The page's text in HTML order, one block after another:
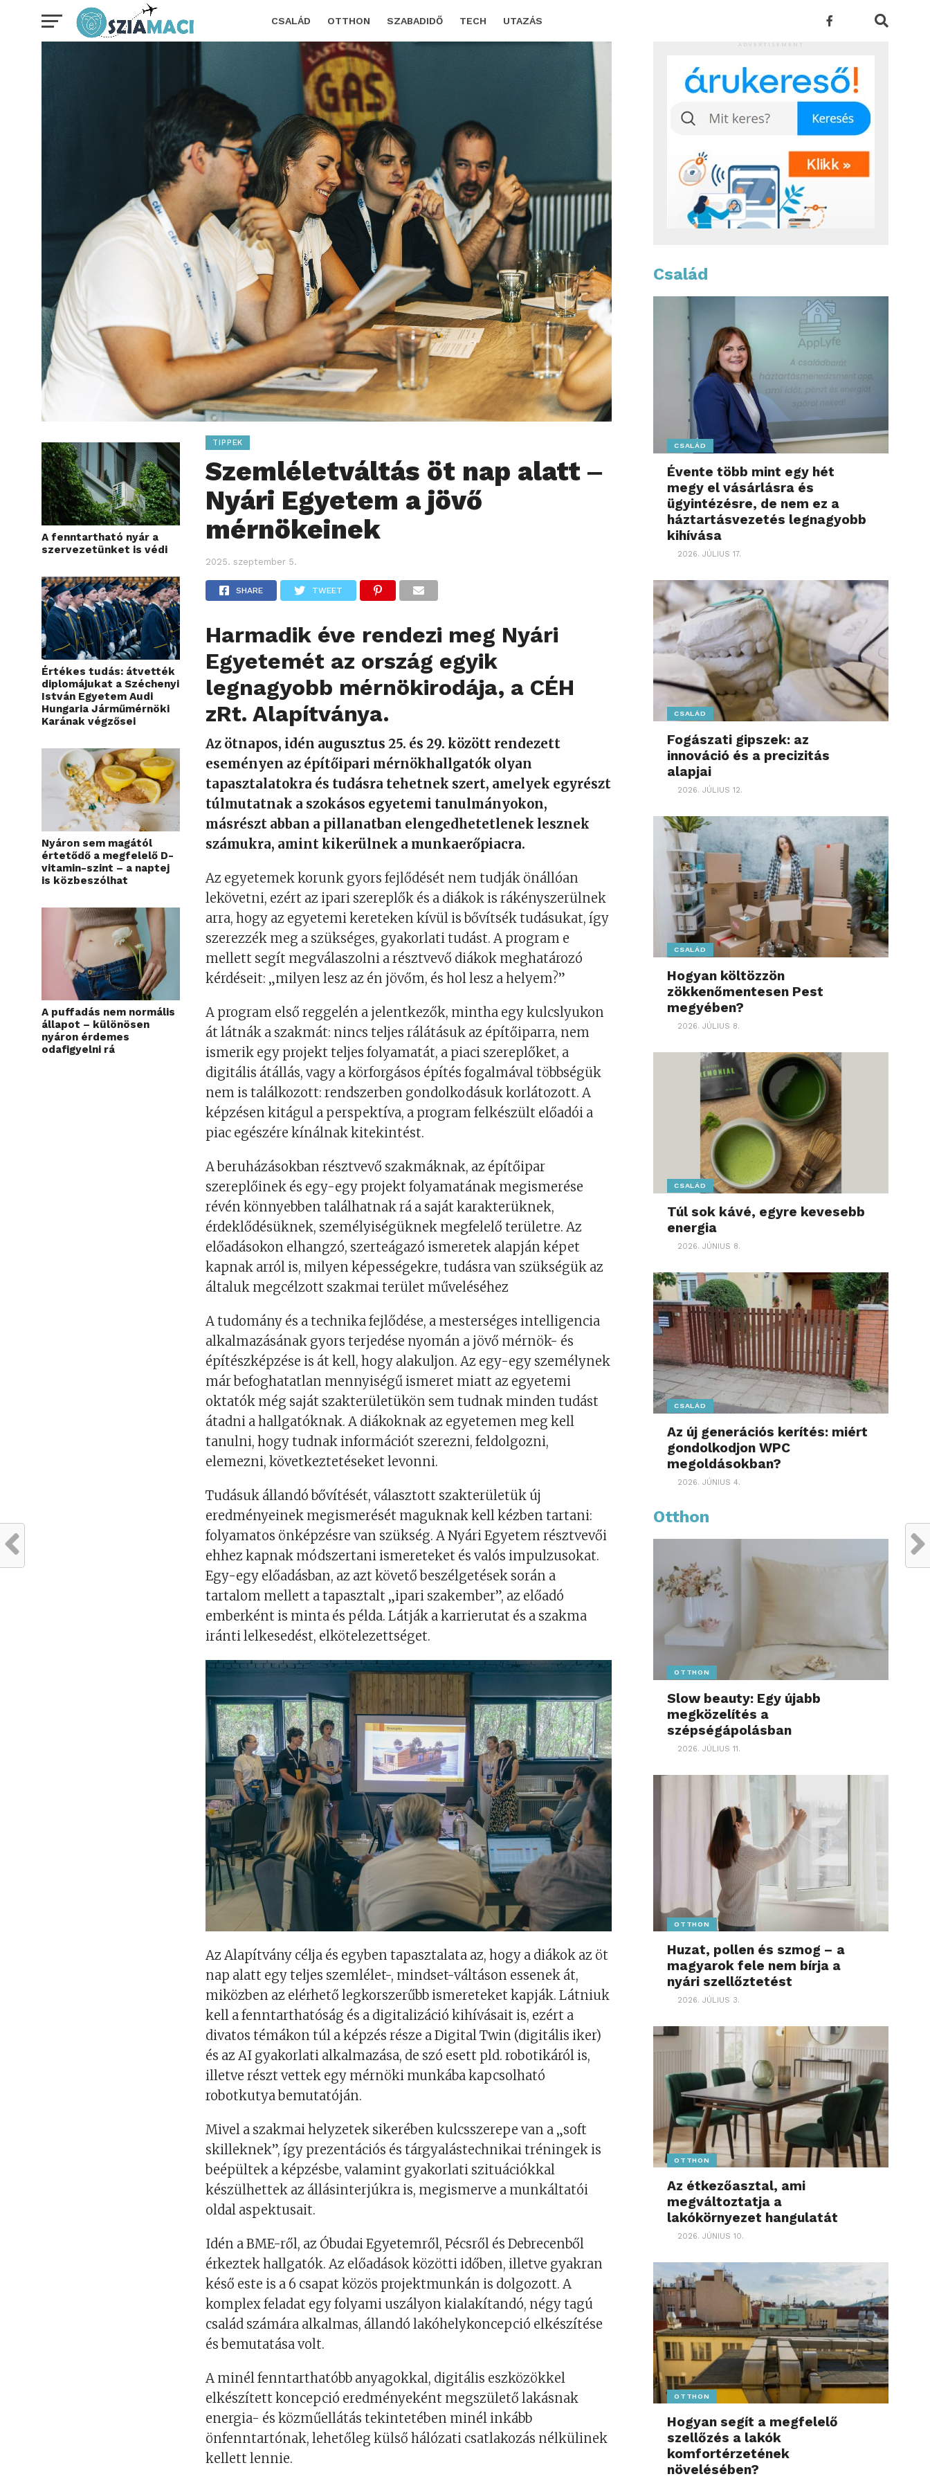
CSALÁD OTTHON SZABADIDŐ TECH UTAZÁS
A fenntartható nyár a
szervezetünket is védi
Értékes tudás: átvették
diplomájukat a Széchenyi
István Egyetem Audi
Hungaria Járműmérnöki
Karának végzősei
Nyáron sem magától
értetődő a megfelelő D-
vitamin-szint – a naptej
is közbeszólhat
A puffadás nem normális
állapot – különösen
nyáron érdemes
odafigyelni rá
TIPPEK
Szemléletváltás öt nap alatt ‒
Nyári Egyetem a jövő
mérnökeinek
2025. szeptember 5.
SHARE TWEET
Harmadik éve rendezi meg Nyári
Egyetemét az ország egyik
legnagyobb mérnökirodája, a CÉH
zRt. Alapítványa.
Az ötnapos, idén augusztus 25. és 29. között rendezett
eseményen az építőipari mérnökhallgatók olyan
tapasztalatokra és tudásra tehetnek szert, amelyek egyrészt
túlmutatnak a szokásos egyetemi tanulmányokon,
másrészt abban a pillanatban elengedhetetlenek lesznek
számukra, amint kikerülnek a munkaerőpiacra.
Az egyetemek korunk gyors fejlődését nem tudják önállóan
lekövetni, ezért az ipari szereplők és a diákok is rákényszerülnek
arra, hogy az egyetemi kereteken kívül is bővítsék tudásukat, így
szerezzék meg a szükséges, gyakorlati tudást. A program e
mellett segít megválaszolni a résztvevő diákok meghatározó
kérdéseit: „milyen lesz az én jövőm, és hol lesz a helyem?”
A program első reggelén a jelentkezők, mintha egy kulcslyukon
át látnák a szakmát: nincs teljes rálátásuk az építőiparra, nem
ismerik egy projekt teljes folyamatát, a piaci szereplőket, a
digitális átállás, vagy a körforgásos építés fogalmával többségük
nem is találkozott: rendszerben gondolkodásuk korlátozott. A
képzésen kitágul a perspektíva, a program felkészült előadói a
piac egészére kínálnak kitekintést.
A beruházásokban résztvevő szakmáknak, az építőipar
szereplőinek és egy-egy projekt folyamatának megismerése
révén könnyebben találhatnak rá a saját karakterüknek,
érdeklődésüknek, személyiségüknek megfelelő területre. Az
előadásokon elhangzó, szerteágazó ismeretek alapján képet
kapnak arról is, milyen képességekre, tudásra van szükségük az
általuk megcélzott szakmai terület műveléséhez
A tudomány és a technika fejlődése, a mesterséges intelligencia
alkalmazásának gyors terjedése nyomán a jövő mérnök- és
építészképzése is át kell, hogy alakuljon. Az egy-egy személynek
már befoghatatlan mennyiségű ismeret miatt az egyetemi
oktatók még saját szakterületükön sem tudnak minden tudást
átadni a hallgatóknak. A diákoknak az egyetemen meg kell
tanulni, hogy tudnak információt szerezni, feldolgozni,
elemezni, következtetéseket levonni.
Tudásuk állandó bővítését, választott szakterületük új
eredményeinek megismerését maguknak kell kézben tartani:
folyamatos önképzésre van szükség. A Nyári Egyetem résztvevői
ehhez kapnak módszertani ismereteket és valós impulzusokat.
Egy-egy előadásban, az azt követő beszélgetések során a
tartalom mellett a tapasztalt „ipari szakember”, az előadó
emberként is minta és példa. Látják a karrierutat és a szakma
iránti lelkesedést, elkötelezettséget.
Az Alapítvány célja és egyben tapasztalata az, hogy a diákok az öt
nap alatt egy teljes szemlélet-, mindset-váltáson essenek át,
miközben az elérhető legkorszerűbb ismereteket kapják. Látniuk
kell a fenntarthatóság és a digitalizáció kihívásait is, ezért a
divatos témákon túl a képzés része a Digital Twin (digitális iker)
és az AI gyakorlati alkalmazása, de szó esett pld. robotikáról is,
illetve részt vettek egy mérnöki munkába kapcsolható
robotkutya bemutatóján.
Mivel a szakmai helyzetek sikerében kulcsszerepe van a „soft
skilleknek”, így prezentációs és tárgyalástechnikai tréningek is
beépültek a képzésbe, valamint gyakorlati szituációkkal
készülhettek az állásinterjúkra is, megismerve a munkáltatói
oldal aspektusait.
Idén a BME-ről, az Óbudai Egyetemről, Pécsről és Debrecenből
érkeztek hallgatók. Az előadások közötti időben, illetve gyakran
késő este is a 6 csapat közös projektmunkán is dolgozott. A
komplex feladat egy folyami uszályon kialakítandó, négy tagú
család számára alkalmas, állandó lakóhelykoncepció elkészítése
és bemutatása volt.
A minél fenntarthatóbb anyagokkal, digitális eszközökkel
elkészített koncepció eredményeként megszülető lakásnak
energia- és közműellátás tekintetében minél inkább
önfenntartónak, lehetőleg külső hálózati csatlakozás nélkülinek
kellett lennie.
ADVERTISEMENT
Család
CSALÁD
Évente több mint egy hét
megy el vásárlásra és
ügyintézésre, de nem ez a
háztartásvezetés legnagyobb
kihívása
2026. JÚLIUS 17.
CSALÁD
Fogászati gipszek: az
innováció és a precizitás
alapjai
2026. JÚLIUS 12.
CSALÁD
Hogyan költözzön
zökkenőmentesen Pest
megyében?
2026. JÚLIUS 8.
CSALÁD
Túl sok kávé, egyre kevesebb
energia
2026. JÚNIUS 8.
CSALÁD
Az új generációs kerítés: miért
gondolkodjon WPC
megoldásokban?
2026. JÚNIUS 4.
Otthon
OTTHON
Slow beauty: Egy újabb
megközelítés a
szépségápolásban
2026. JÚLIUS 11.
OTTHON
Huzat, pollen és szmog – a
magyarok fele nem bírja a
nyári szellőztetést
2026. JÚLIUS 3.
OTTHON
Az étkezőasztal, ami
megváltoztatja a
lakókörnyezet hangulatát
2026. JÚNIUS 10.
OTTHON
Hogyan segít a megfelelő
szellőzés a lakók
komfortérzetének
növelésében?